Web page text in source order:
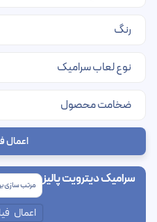
اعمال
سرامیک دیترویت پالیز
اعمال